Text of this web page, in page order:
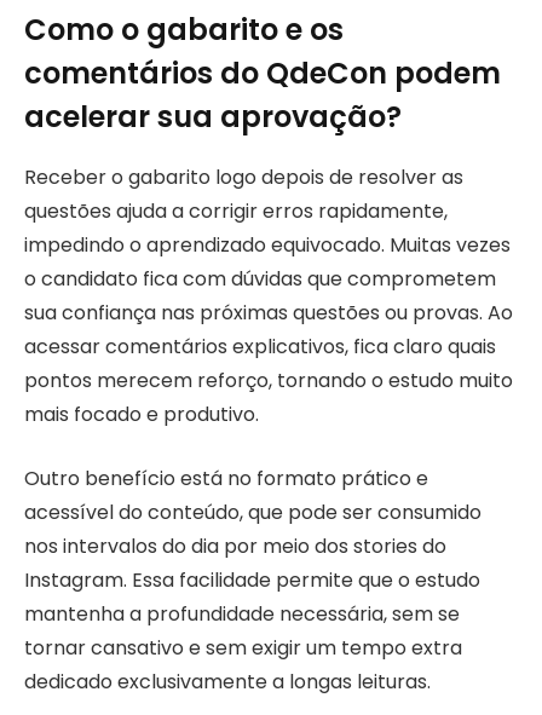
Como o gabarito e os
comentários do QdeCon podem
acelerar sua aprovação?
Receber o gabarito logo depois de resolver as
questões ajuda a corrigir erros rapidamente,
impedindo o aprendizado equivocado. Muitas vezes
o candidato fica com dúvidas que comprometem
sua confiança nas próximas questões ou provas. Ao
acessar comentários explicativos, fica claro quais
pontos merecem reforço, tornando o estudo muito
mais focado e produtivo.
Outro benefício está no formato prático e
acessível do conteúdo, que pode ser consumido
nos intervalos do dia por meio dos stories do
Instagram. Essa facilidade permite que o estudo
mantenha a profundidade necessária, sem se
tornar cansativo e sem exigir um tempo extra
dedicado exclusivamente a longas leituras.